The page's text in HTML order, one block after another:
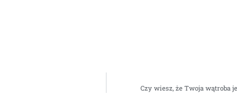
Czy wiesz, że Twoja wątroba